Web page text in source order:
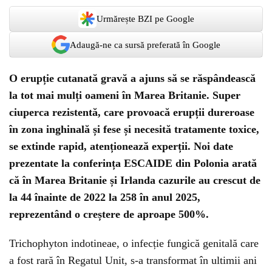
Urmărește BZI pe Google
Adaugă-ne ca sursă preferată în Google
O erupție cutanată gravă a ajuns să se răspândească
la tot mai mulți oameni în Marea Britanie. Super
ciuperca rezistentă, care provoacă erupții dureroase
în zona inghinală și fese și necesită tratamente toxice,
se extinde rapid, atenționează experții. Noi date
prezentate la conferința ESCAIDE din Polonia arată
că în Marea Britanie și Irlanda cazurile au crescut de
la 44 înainte de 2022 la 258 în anul 2025,
reprezentând o creștere de aproape 500%.
Trichophyton indotineae, o infecție fungică genitală care
a fost rară în Regatul Unit, s-a transformat în ultimii ani